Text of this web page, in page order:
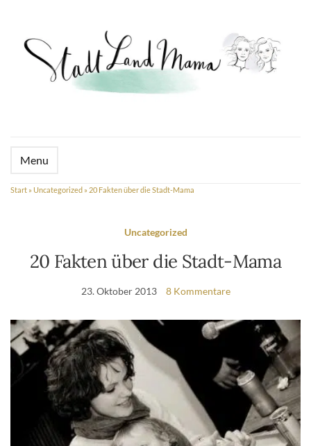
Menu
Start » Uncategorized » 20 Fakten über die Stadt-Mama
Uncategorized
20 Fakten über die Stadt-Mama
23. Oktober 2013 8 Kommentare